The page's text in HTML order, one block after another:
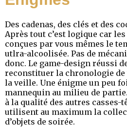
Des cadenas, des clés et des
Après tout c’est logique car
conçues par vous mêmes le
utlra-alcoolisée. Pas de
donc. Le game-design réussi
reconstituer la chronologie de
la veille. Une énigme un peu
mannequin au milieu de
à la qualité des autres casses-
utilisent au maximum la
d’objets de soirée.